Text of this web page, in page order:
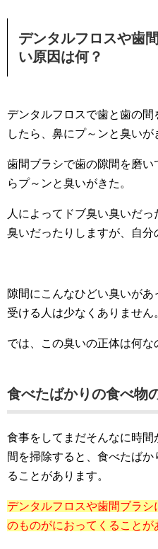
デンタルフロスや歯
い原因は何？
デンタルフロスで歯と歯の
したら、鼻にプ～ンと臭いが
歯間ブラシで歯の隙間を磨
らプ～ンと臭いがきた。
人によってドブ臭い臭いだ
臭いだったりしますが、自分
隙間にこんなひどい臭いが
受ける人は少なくありません
では、この臭いの正体は何な
食べたばかりの食べ物
食事をしてまだそんなに時
間を掃除すると、食べたば
ることがあります。
デンタルフロスや歯間ブラ
のものがにおってくることが